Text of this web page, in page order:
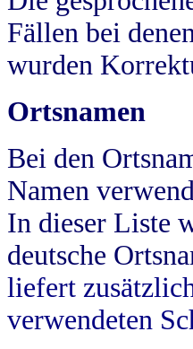
Fällen bei
wurden
Ortsnamen
Bei den
Namen
In dieser Liste
deutsche
liefert
verwendeten